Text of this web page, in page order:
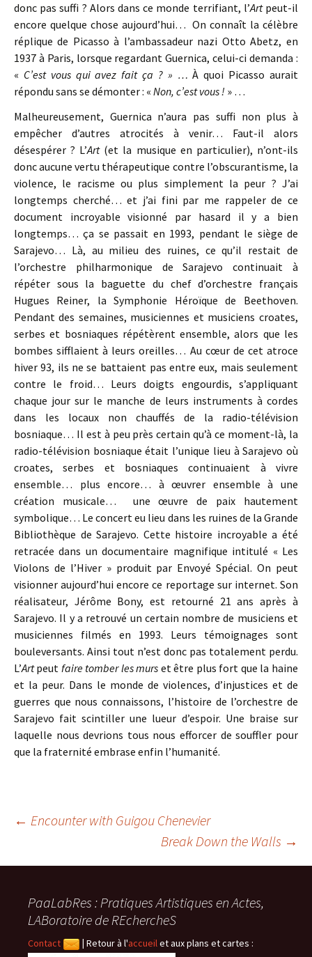
donc pas suffi ? Alors dans ce monde terrifiant, l’Artpeut-il
encore quelque chose aujourd’hui… On connaît la célèbre
réplique de Picasso à l’ambassadeur nazi Otto Abetz, en
1937 à Paris, lorsque regardant Guernica, celui-ci demanda :
« C’est vous qui avez fait ça ? » …À quoi Picasso aurait
répondu sans se démonter : « Non, c’est vous ! » …
Malheureusement, Guernica n’aura pas suffi non plus à
empêcher d’autres atrocités à venir… Faut-il alors
désespérer ? L’Art(et la musique en particulier), n’ont-ils
donc aucune vertu thérapeutique contre l’obscurantisme, la
violence, le racisme ou plus simplement la peur ? J’ai
longtemps cherché… et j’ai fini par me rappeler de ce
document incroyable visionné par hasard il y a bien
longtemps… ça se passait en 1993, pendant le siège de
Sarajevo… Là, au milieu des ruines, ce qu’il restait de
l’orchestre philharmonique de Sarajevo continuait à
répéter sous la baguette du chef d’orchestre français
Hugues Reiner, la Symphonie Héroïque de Beethoven.
Pendant des semaines, musiciennes et musiciens croates,
serbes et bosniaques répétèrent ensemble, alors que les
bombes sifflaient à leurs oreilles… Au cœur de cet atroce
hiver 93, ils ne se battaient pas entre eux, mais seulement
contre le froid… Leurs doigts engourdis, s’appliquant
chaque jour sur le manche de leurs instruments à cordes
dans les locaux non chauffés de la radio-télévision
bosniaque… Il est à peu près certain qu’à ce moment-là, la
radio-télévision bosniaque était l’unique lieu à Sarajevo où
croates, serbes et bosniaques continuaient à vivre
ensemble… plus encore… à œuvrer ensemble à une
création musicale… une œuvre de paix hautement
symbolique… Le concert eu lieu dans les ruines de la Grande
Bibliothèque de Sarajevo. Cette histoire incroyable a été
retracée dans un documentaire magnifique intitulé « Les
Violons de l’Hiver » produit par Envoyé Spécial. On peut
visionner aujourd’hui encore ce reportage sur internet. Son
réalisateur, Jérôme Bony, est retourné 21 ans après à
Sarajevo. Il y a retrouvé un certain nombre de musiciens et
musiciennes filmés en 1993. Leurs témoignages sont
bouleversants. Ainsi tout n’est donc pas totalement perdu.
L’Artpeut faire tomber les murs et être plus fort que la haine
et la peur. Dans le monde de violences, d’injustices et de
guerres que nous connaissons, l’histoire de l’orchestre de
Sarajevo fait scintiller une lueur d’espoir. Une braise sur
laquelle nous devrions tous nous efforcer de souffler pour
que la fraternité embrase enfin l’humanité.
Navigation
des
articles
← Encounter with Guigou Chenevier
Break Down the Walls →
PaaLabRes : Pratiques Artistiques en Actes,
LABoratoire de REchercheS
Contact | Retour à l'accueilet aux plans et cartes :